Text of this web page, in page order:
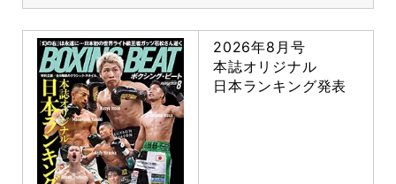
2026年8月号
本誌オリジナル
日本ランキング発表